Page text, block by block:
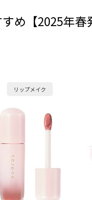
め【2025年春
リップメイク